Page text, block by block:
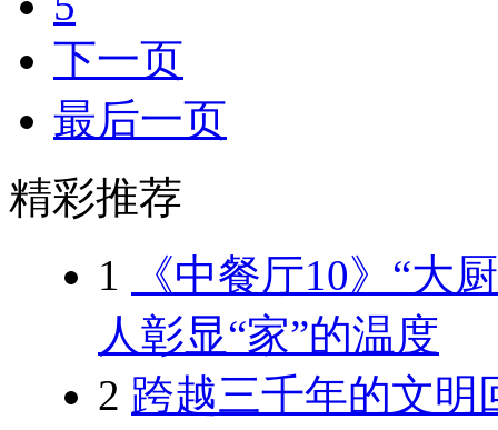
下一页
最后一页
精彩推荐
1
《中餐厅10》“大
人彰显“家”的温度
2 跨越三千年的文明